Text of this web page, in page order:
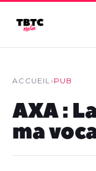
ACCUEIL› PUB
AXA :
ma